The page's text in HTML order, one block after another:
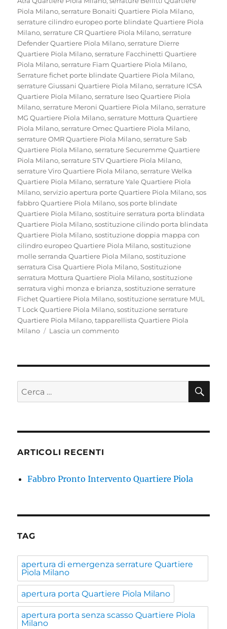
Piola Milano,serrature Bonaiti Quartiere Piola Milano,
serrature cilindro europeo porte blindate Quartiere Piola
Milano,serrature CR Quartiere Piola Milano,serrature
Defender Quartiere Piola Milano,serrature Dierre
Quartiere Piola Milano,serrature Facchinetti Quartiere
Piola Milano,serrature Fiam Quartiere Piola Milano,
Serrature fichet porte blindate Quartiere Piola Milano,
serrature Giussani Quartiere Piola Milano,serrature ICSA
Quartiere Piola Milano,serrature Iseo Quartiere Piola
Milano,serrature Meroni Quartiere Piola Milano,serrature
MG Quartiere Piola Milano,serrature Mottura Quartiere
Piola Milano,serrature Omec Quartiere Piola Milano,
serrature OMR Quartiere Piola Milano,serrature Sab
Quartiere Piola Milano,serrature Securemme Quartiere
Piola Milano,serrature STV Quartiere Piola Milano,
serrature Viro Quartiere Piola Milano,serrature Welka
Quartiere Piola Milano,serrature Yale Quartiere Piola
Milano,servizio apertura porte Quartiere Piola Milano,sos
fabbro Quartiere Piola Milano,sos porte blindate
Quartiere Piola Milano,sostituire serratura porta blindata
Quartiere Piola Milano,sostituzione cilindo porta blindata
Quartiere Piola Milano,sostituzione doppia mappa con
cilindro europeo Quartiere Piola Milano,sostituzione
molle serranda Quartiere Piola Milano,sostituzione
serratura Cisa Quartiere Piola Milano,Sostituzione
serratura Mottura Quartiere Piola Milano,sostituzione
serratura vighi monza e brianza,sostituzione serrature
Fichet Quartiere Piola Milano,sostituzione serrature MUL
T Lock Quartiere Piola Milano,sostituzione serrature
Quartiere Piola Milano,tapparellista Quartiere Piola
Milano
Lascia un commentosu
Piola
Cerca:
ARTICOLI RECENTI
Fabbro Pronto Intervento Quartiere Piola
TAG
apertura di emergenza serrature Quartiere
Piola Milano
apertura porta Quartiere Piola Milano
apertura porta senza scasso Quartiere Piola
Milano